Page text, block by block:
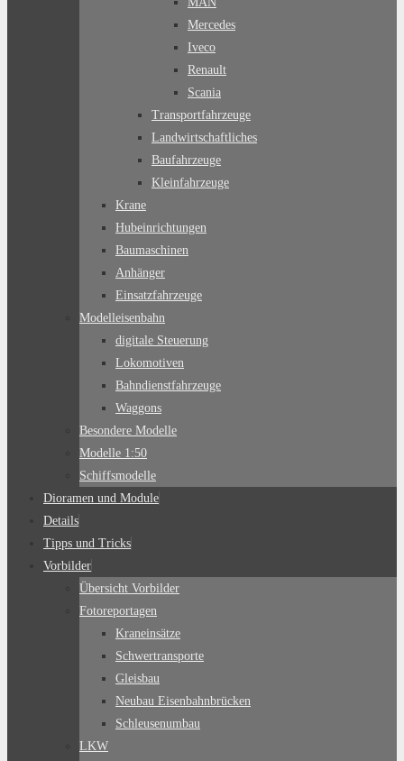
Mercedes
Iveco
Renault
Scania
Transportfahrzeuge
Landwirtschaftliches
Baufahrzeuge
Kleinfahrzeuge
Krane
Hubeinrichtungen
Baumaschinen
Anhänger
Einsatzfahrzeuge
Modelleisenbahn
digitale Steuerung
Lokomotiven
Bahndienstfahrzeuge
Waggons
Besondere Modelle
Modelle 1:50
Schiffsmodelle
Dioramen und Module
Details
Tipps und Tricks
Vorbilder
Übersicht Vorbilder
Fotoreportagen
Kraneinsätze
Schwertransporte
Gleisbau
Neubau Eisenbahnbrücken
Schleusenumbau
LKW